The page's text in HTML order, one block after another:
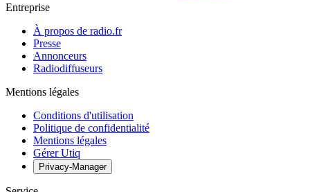
Entreprise
À propos de radio.fr
Presse
Annonceurs
Radiodiffuseurs
Mentions légales
Conditions d'utilisation
Politique de confidentialité
Mentions légales
Gérer Utiq
Privacy-Manager